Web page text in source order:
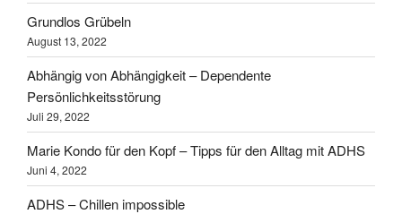
Grundlos Grübeln
August 13, 2022
Abhängig von Abhängigkeit – Dependente
Persönlichkeitsstörung
Juli 29, 2022
Marie Kondo für den Kopf – Tipps für den Alltag mit ADHS
Juni 4, 2022
ADHS – Chillen impossible